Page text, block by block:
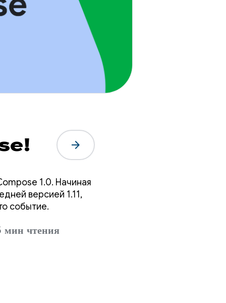
arrow_forward
1.0. Начиная
версией 1.11,
событие.
мин чтения